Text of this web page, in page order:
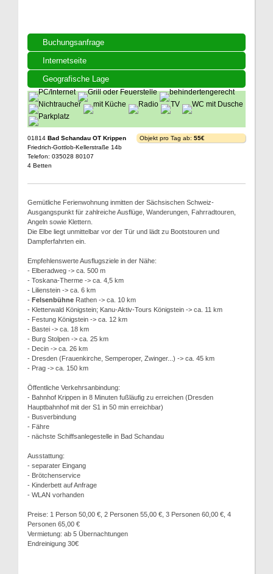
Buchungsanfrage
Internetseite
Geografische Lage
01814 Bad Schandau OT Krippen
Friedrich-Gottlob-Kellerstraße 14b
Telefon: 035028 80107
4 Betten
Objekt pro Tag ab: 55€
Gemütliche Ferienwohnung inmitten der Sächsischen Schweiz-
Ausgangspunkt für zahlreiche Ausflüge, Wanderungen, Fahrradtouren,
Angeln sowie Klettern.
Die Elbe liegt unmittelbar vor der Tür und lädt zu Bootstouren und
Dampferfahrten ein.
Empfehlenswerte Ausflugsziele in der Nähe:
- Elberadweg -> ca. 500 m
- Toskana-Therme -> ca. 4,5 km
- Lilienstein -> ca. 6 km
- Felsenbühne Rathen -> ca. 10 km
- Kletterwald Königstein; Kanu-Aktiv-Tours Königstein -> ca. 11 km
- Festung Königstein -> ca. 12 km
- Bastei -> ca. 18 km
- Burg Stolpen -> ca. 25 km
- Decin -> ca. 26 km
- Dresden (Frauenkirche, Semperoper, Zwinger...) -> ca. 45 km
- Prag -> ca. 150 km
Öffentliche Verkehrsanbindung:
- Bahnhof Krippen in 8 Minuten fußläufig zu erreichen (Dresden
Hauptbahnhof mit der S1 in 50 min erreichbar)
- Busverbindung
- Fähre
- nächste Schiffsanlegestelle in Bad Schandau
Ausstattung:
- separater Eingang
- Brötchenservice
- Kinderbett auf Anfrage
- WLAN vorhanden
Preise: 1 Person 50,00 €, 2 Personen 55,00 €, 3 Personen 60,00 €, 4
Personen 65,00 €
Vermietung: ab 5 Übernachtungen
Endreinigung 30€